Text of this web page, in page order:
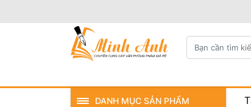
DANH MỤC SẢN PHẨM